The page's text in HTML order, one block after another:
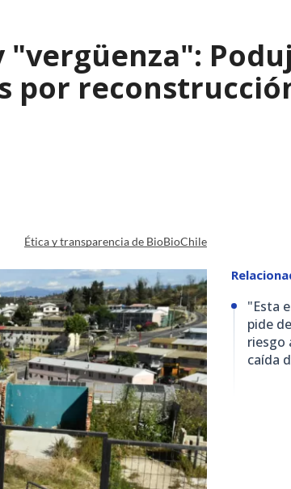
por
Ética y transparencia de BioBioChile
"Esta
pide
riesgo
caída